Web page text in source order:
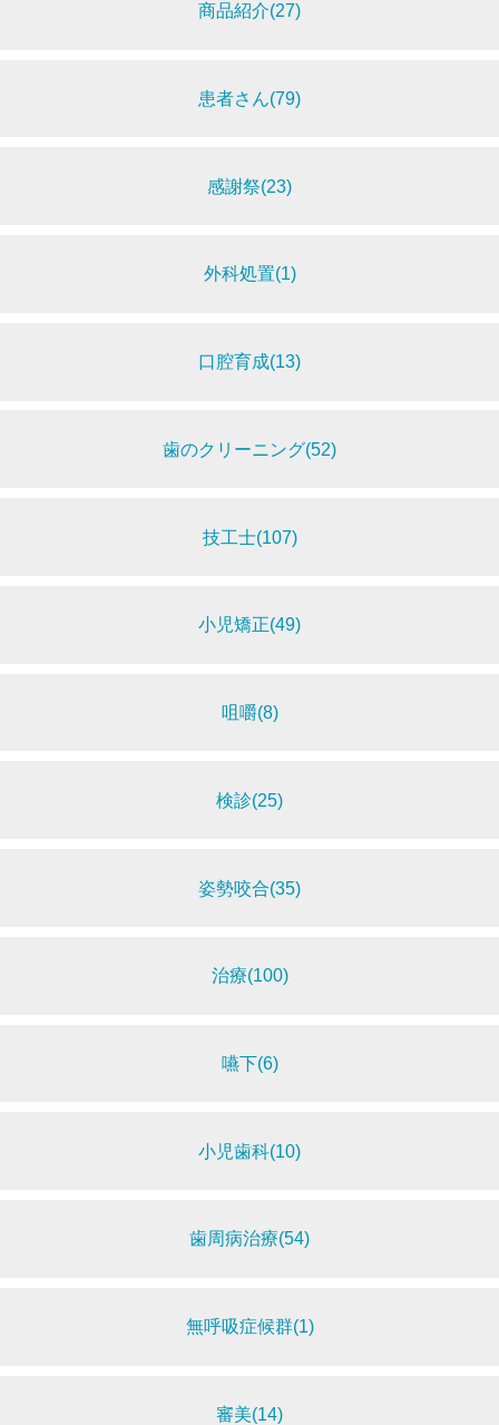
商品紹介(27)
患者さん(79)
感謝祭(23)
外科処置(1)
口腔育成(13)
歯のクリーニング(52)
技工士(107)
小児矯正(49)
咀嚼(8)
検診(25)
姿勢咬合(35)
治療(100)
嚥下(6)
小児歯科(10)
歯周病治療(54)
無呼吸症候群(1)
審美(14)